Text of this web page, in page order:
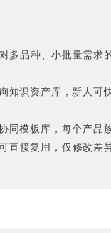
多品种、小批量需求
知识资产库，新人可
同模板库，每个产品
直接复用，仅修改差